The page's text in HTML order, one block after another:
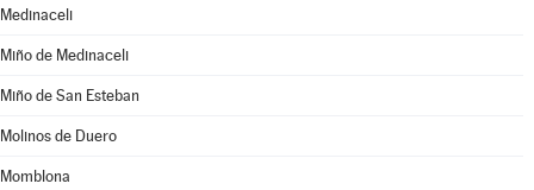
Medinaceli
Miño de Medinaceli
Miño de San Esteban
Molinos de Duero
Momblona